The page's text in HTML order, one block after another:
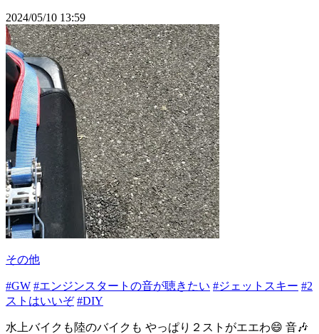
2024/05/10 13:59
その他
#GW #エンジンスタートの音が聴きたい #ジェットスキー #2
ストはいいぞ #DIY
水上バイクも陸のバイクも やっぱり２ストがエエわ😄 音🎶